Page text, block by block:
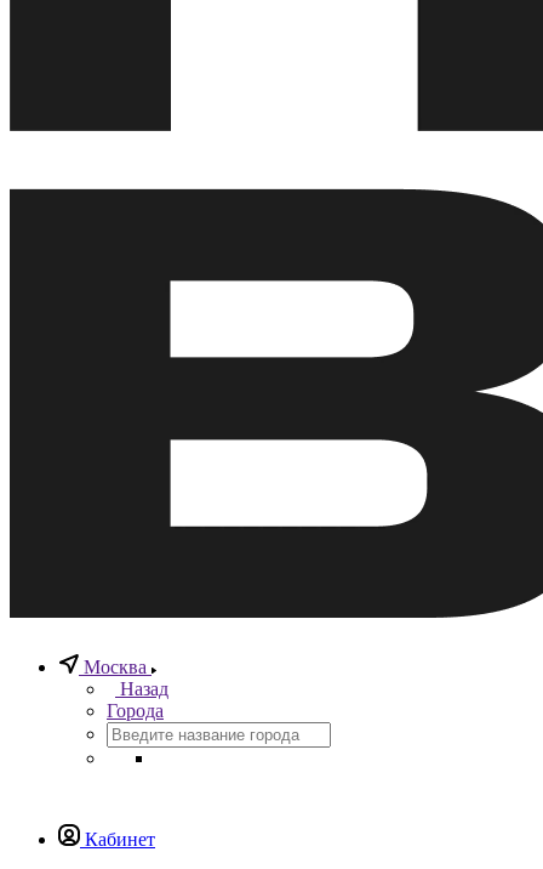
Москва
Назад
Города
Кабинет